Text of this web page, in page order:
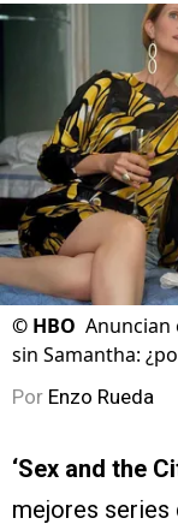
© HBO Anuncian
sin Samantha:
Por Enzo Rueda
‘Sex and the
mejores series